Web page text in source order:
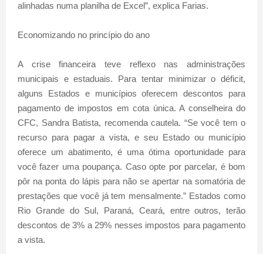
alinhadas numa planilha de Excel”, explica Farias.
Economizando no princípio do ano
A crise financeira teve reflexo nas administrações
municipais e estaduais. Para tentar minimizar o déficit,
alguns Estados e municípios oferecem descontos para
pagamento de impostos em cota única. A conselheira do
CFC, Sandra Batista, recomenda cautela. “Se você tem o
recurso para pagar a vista, e seu Estado ou município
oferece um abatimento, é uma ótima oportunidade para
você fazer uma poupança. Caso opte por parcelar, é bom
pôr na ponta do lápis para não se apertar na somatória de
prestações que você já tem mensalmente.” Estados como
Rio Grande do Sul, Paraná, Ceará, entre outros, terão
descontos de 3% a 29% nesses impostos para pagamento
a vista.